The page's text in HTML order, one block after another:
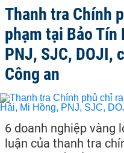
Thanh tra Chính
phạm tại Bảo Tín
PNJ, SJC, DOJI,
Công an
6 doanh nghiệp vàng
luận của thanh tra